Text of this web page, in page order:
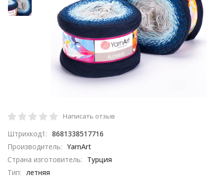
Написать отзыв
Штрихкод1: 8681338517716
Производитель: YarnArt
Страна изготовитель:
Турция
Тип: летняя